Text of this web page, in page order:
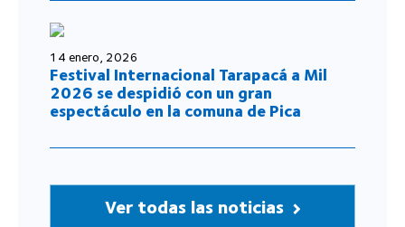
14 enero, 2026
Festival Internacional Tarapacá a Mil
2026 se despidió con un gran
espectáculo en la comuna de Pica
Ver todas las noticias